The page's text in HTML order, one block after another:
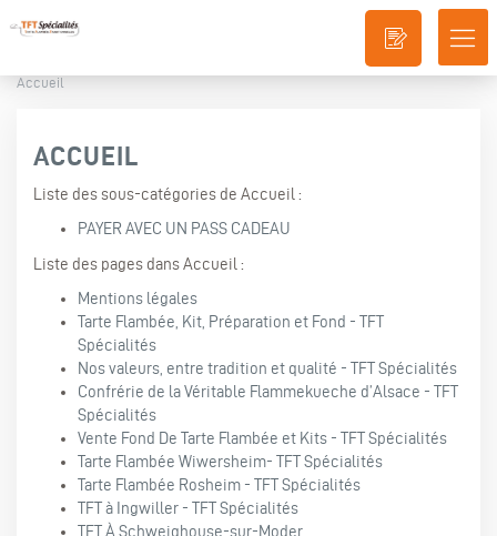
LA
Accueil
ACCUEIL
Liste des sous-catégories de Accueil :
PAYER AVEC UN PASS CADEAU
Liste des pages dans Accueil :
Mentions légales
Tarte Flambée, Kit, Préparation et Fond - TFT
Spécialités
Nos valeurs, entre tradition et qualité - TFT Spécialités
Confrérie de la Véritable Flammekueche d’Alsace - TFT
Spécialités
Vente Fond De Tarte Flambée et Kits - TFT Spécialités
Tarte Flambée Wiwersheim- TFT Spécialités
Tarte Flambée Rosheim - TFT Spécialités
TFT à Ingwiller - TFT Spécialités
TFT À Schweighouse-sur-Moder